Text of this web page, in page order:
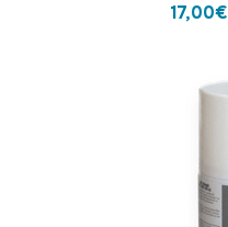
17,00€